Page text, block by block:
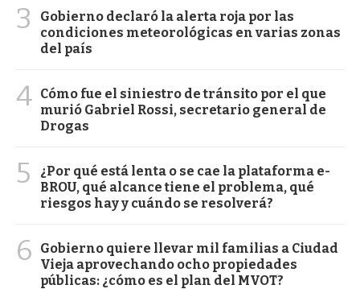
3
Gobierno declaró la alerta roja por las
condiciones meteorológicas en varias zonas
del país
4 Cómo fue el siniestro de tránsito por el que
murió Gabriel Rossi, secretario general de
Drogas
5
¿Por qué está lenta o se cae la plataforma e-
BROU, qué alcance tiene el problema, qué
riesgos hay y cuándo se resolverá?
6
Gobierno quiere llevar mil familias a Ciudad
Vieja aprovechando ocho propiedades
públicas: ¿cómo es el plan del MVOT?